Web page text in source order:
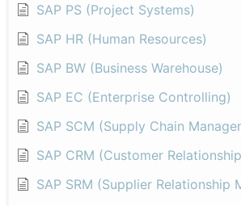
SAP PS (Project Systems)
SAP HR (Human Resources)
SAP BW (Business Warehouse)
SAP EC (Enterprise Controlling)
SAP SCM (Supply Chain
SAP CRM (Customer
SAP SRM (Supplier Relationship